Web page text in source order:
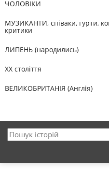
ЧОЛОВІКИ
МУЗИКАНТИ, співаки, гурти,
критики
ЛИПЕНЬ (народились)
XX століття
ВЕЛИКОБРИТАНІЯ (Англія)